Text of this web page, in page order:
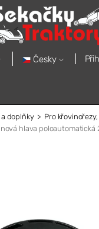
Česky
doplňky
Pro
hlava poloautomatická